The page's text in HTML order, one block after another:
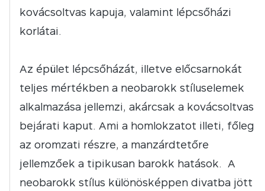
kovácsoltvas kapuja, valamint lépcsőházi
korlátai.
Az épület lépcsőházát, illetve előcsarnokát
teljes mértékben a neobarokk stíluselemek
alkalmazása jellemzi, akárcsak a kovácsoltvas
bejárati kaput. Ami a homlokzatot illeti, főleg
az oromzati részre, a manzárdtetőre
jellemzőek a tipikusan barokk hatások. A
neobarokk stílus különösképpen divatba jött